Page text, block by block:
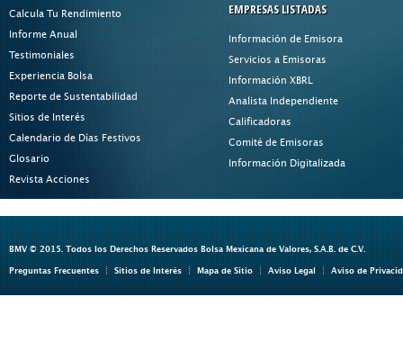
Calcula Tu Rendimiento
Informe Anual
Testimoniales
Experiencia Bolsa
Reporte de Sustentabilidad
Sitios de Interés
Calendario de Días Festivos
Glosario
Revista Acciones
EMPRESAS LISTADAS
Información de Emisora
Servicios a Emisoras
Información XBRL
Analista Independiente
Calificadoras
Comité de Emisoras
Información Digitalizada
BMV © 2015. Todos los Derechos Reservados Bolsa Mexicana de Valores, S.A.B. de C.V.
Preguntas Frecuentes Sitios de Interés Mapa de Sitio Aviso Legal Aviso de